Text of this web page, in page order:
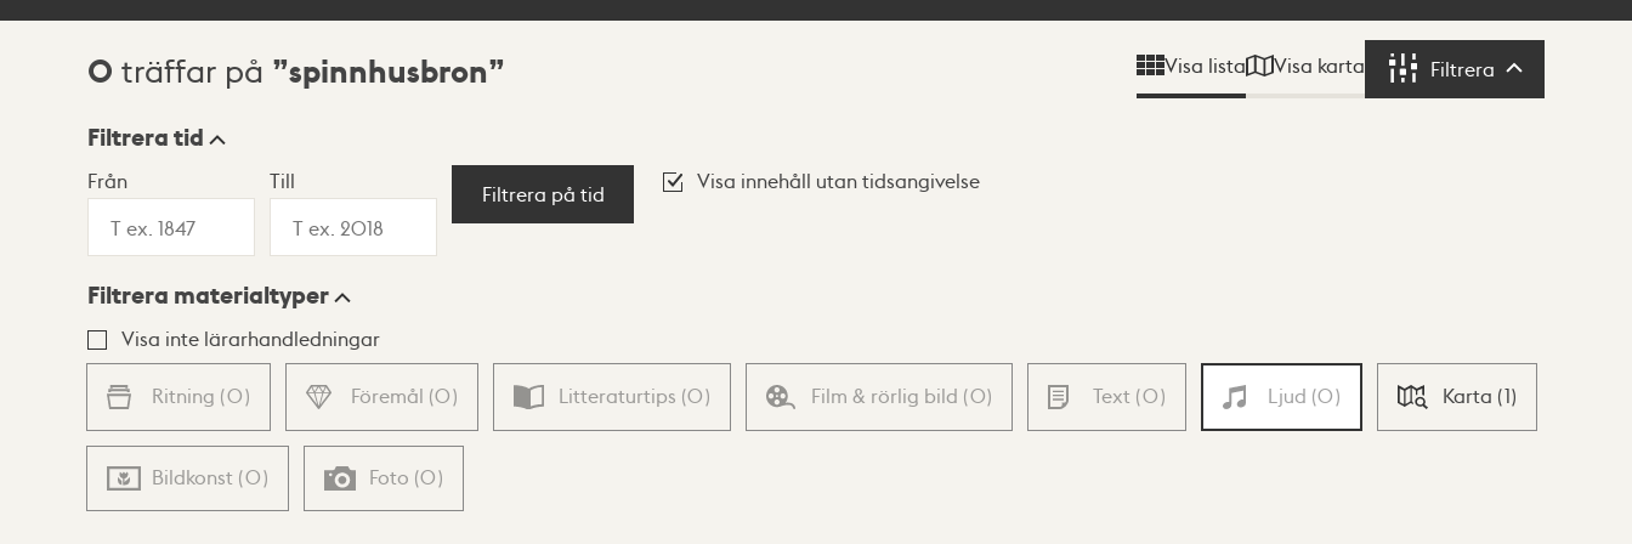
Sökresultat
0 träffar på spinnhusbron Visa lista Visa karta Filtrera Filtrera
Visningsläge
Lista Karta
Filtrera tid
Från Till
Filtrera på tid
Visa innehåll utan tidsangivelse
Filtrera materialtyper
Visa inte lärarhandledningar
Ritning (0) Föremål (0) Litteraturtips (0) Film & rörlig bild (0) Text (0) Ljud (0) Karta (1)
Bildkonst (0) Foto (0)